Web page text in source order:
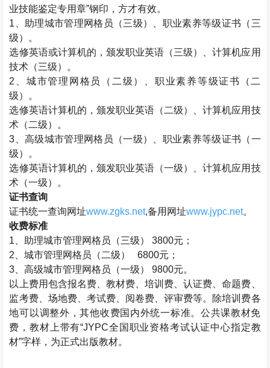
业技能鉴定专用章”钢印，方才有效。
1 、助理城市管理网格员（三级）、职业素养等级证书（三
级）。
选修英语或计算机的，颁发职业英语（三级）、计算机应用
技术（三级）。
2 、城市管理网格员（二级）、职业素养等级证书（二
级）。
选修英语计算机的，颁发职业英语（二级）、计算机应用技
术（二级）。
3 、高级城市管理网格员（一级）、职业素养等级证书（一
级）。
选修英语计算机的，颁发职业英语（一级）、计算机应用技
术（一级）。
证书查询
证书统一查询网址www.zgks.net,备用网址www.jypc.net。
收费标准
1 、助理城市管理网格员（三级） 3800元；
2 、城市管理网格员（二级） 6800元；
3 、高级城市管理网格员（一级） 9800元。
以上费用包含报名费、教材费、培训费、认证费、命题费、
监考费、场地费、考试费、阅卷费、评审费等。除培训费各
地可以调整外，其他收费国内外统一标准。公共课教材免
费，教材上带有“JYPC全国职业资格考试认证中心指定教
材”字样，为正式出版教材。